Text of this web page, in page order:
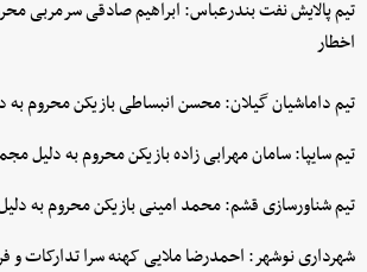
تیم پالایش نفت بندرعباس: ابراهیم صادقی سرمربی
اخطار
تیم داماشیان گیلان: محسن انبساطی بازیکن محروم
تیم سایپا: سامان مهرابی زاده بازیکن محروم به دلیل
تیم شناورسازی قشم: محمد امینی بازیکن محروم به
شهرداری نوشهر: احمدرضا ملایی کهنه سرا تدارکات و